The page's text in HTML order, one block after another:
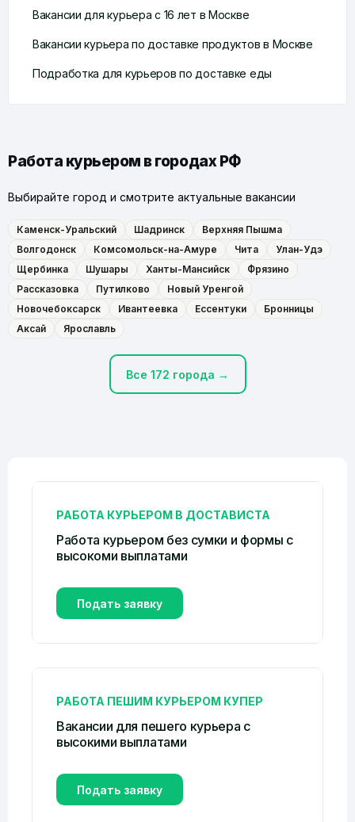
Вакансии для курьера с 16 лет в Москве
Вакансии курьера по доставке продуктов в Москве
Подработка для курьеров по доставке еды
Работа курьером в городах РФ
Выбирайте город и смотрите актуальные вакансии
Каменск-Уральский Шадринск
Верхняя Пышма
Волгодонск
Комсомольск-на-Амуре Чита
Улан-Удэ
Щербинка
Шушары Ханты-Мансийск
Фрязино
Рассказовка
Путилково
Новый Уренгой
Новочебоксарск
Ивантеевка Ессентуки
Бронницы
Аксай
Ярославль
Все 172 города →
РАБОТА КУРЬЕРОМ В ДОСТАВИСТА
Работа курьером без сумки и формы c
высокоми выплатами
Подать заявку
РАБОТА ПЕШИМ КУРЬЕРОМ КУПЕР
Вакансии для пешего курьера с
высокими выплатами
Подать заявку